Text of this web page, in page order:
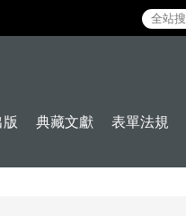
典藏文獻 表單法規